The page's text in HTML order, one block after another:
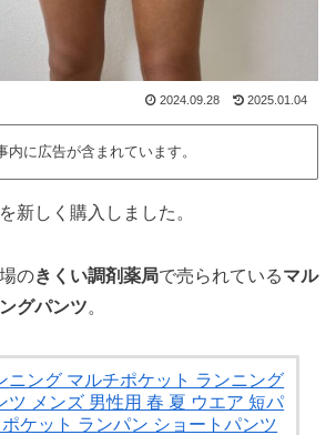
2024.09.28 2025.01.04
内に広告が含まれています。
新しく購入しました。
のきくい調剤薬局で売られているマル
グパンツ。
ニング マルチポケット ランニング
ツ メンズ 男性用 春 夏 ウエア 短パ
ポケット ランパン ショートパンツ